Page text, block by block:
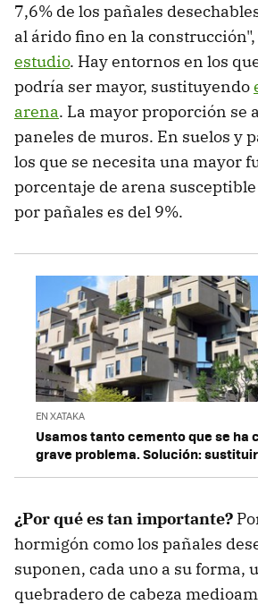
7,6% de los pañales
al árido fino en la construcción",
estudio. Hay entornos en los
podría ser mayor, sustituyendo
arena. La mayor proporción se
paneles de muros. En suelos y
los que se necesita una mayor
porcentaje de arena
por pañales es del 9%.
EN XATAKA
Usamos tanto cemento que se ha
grave problema. Solución:
¿Por qué es tan importante?
hormigón como los pañales
suponen, cada uno a su forma,
quebradero de cabeza